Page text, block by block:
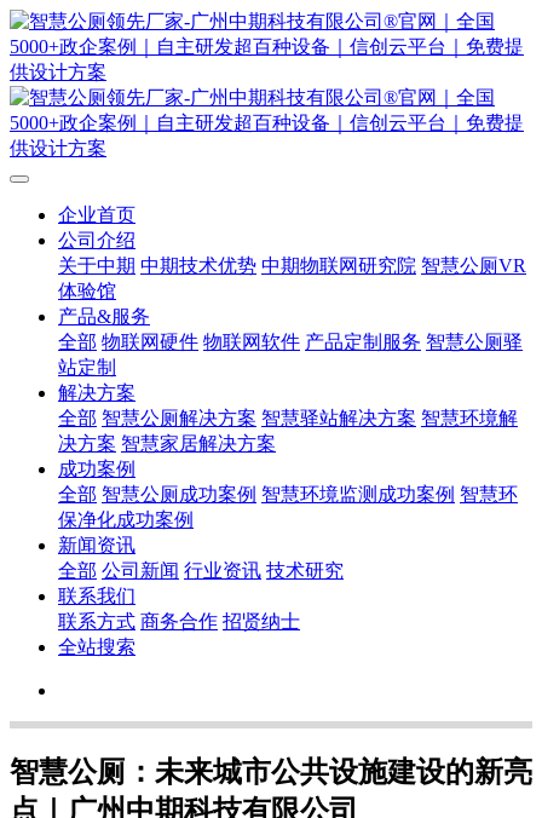
企业首页
公司介绍
关于中期 中期技术优势 中期物联网研究院 智慧公厕VR
体验馆
产品&服务
全部 物联网硬件 物联网软件 产品定制服务 智慧公厕驿
站定制
解决方案
全部 智慧公厕解决方案 智慧驿站解决方案 智慧环境解
决方案 智慧家居解决方案
成功案例
全部 智慧公厕成功案例 智慧环境监测成功案例 智慧环
保净化成功案例
新闻资讯
全部 公司新闻 行业资讯 技术研究
联系我们
联系方式 商务合作 招贤纳士
全站搜索
智慧公厕：未来城市公共设施建设的新亮
点｜广州中期科技有限公司